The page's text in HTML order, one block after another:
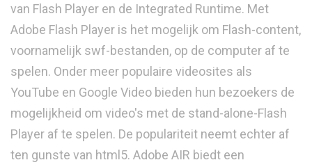
van Flash Player en de Integrated Runtime. Met
Adobe Flash Player is het mogelijk om Flash-content,
voornamelijk swf-bestanden, op de computer af te
spelen. Onder meer populaire videosites als
YouTube en Google Video bieden hun bezoekers de
mogelijkheid om video's met de stand-alone-Flash
Player af te spelen. De populariteit neemt echter af
ten gunste van html5. Adobe AIR biedt een